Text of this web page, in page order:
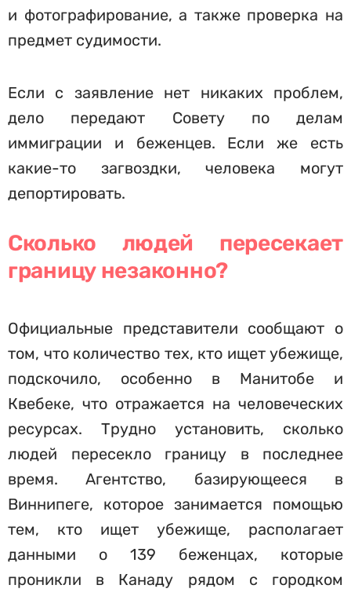
и фотографирование, а также проверка на
предмет судимости.
Если с заявление нет никаких проблем,
дело передают Совету по делам
иммиграции и беженцев. Если же есть
какие-то загвоздки, человека могут
депортировать.
Сколько людей пересекает
границу незаконно?
Официальные представители сообщают о
том, что количество тех, кто ищет убежище,
подскочило, особенно в Манитобе и
Квебеке, что отражается на человеческих
ресурсах. Трудно установить, сколько
людей пересекло границу в последнее
время. Агентство, базирующееся в
Виннипеге, которое занимается помощью
тем, кто ищет убежище, располагает
данными о 139 беженцах, которые
проникли в Канаду рядом с городком